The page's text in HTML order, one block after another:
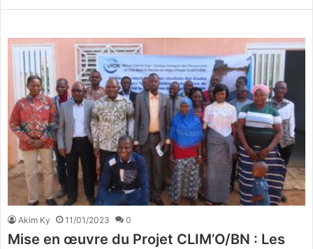
Akim Ky 11/01/2023 0
Mise en œuvre du Projet CLIM’O/BN : Les